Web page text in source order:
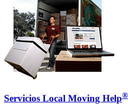
Servicios Local Moving Help®